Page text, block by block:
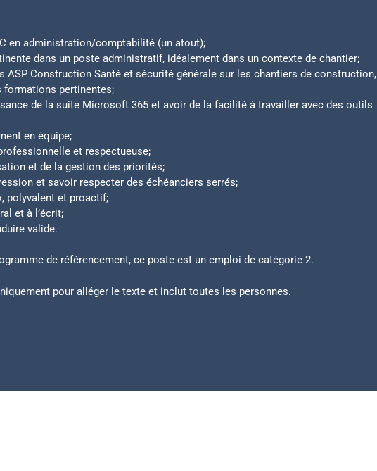
en administration/comptabilité (un atout);
dans un poste administratif, idéalement dans un contexte de chantier;
Construction Santé et sécurité générale sur les chantiers de construction,
formations pertinentes;
de la suite Microsoft 365 et avoir de la facilité à travailler avec des outils
en équipe;
et respectueuse;
et de la gestion des priorités;
et savoir respecter des échéanciers serrés;
polyvalent et proactif;
et à l’écrit;
valide.
de référencement, ce poste est un emploi de catégorie 2.
pour alléger le texte et inclut toutes les personnes.